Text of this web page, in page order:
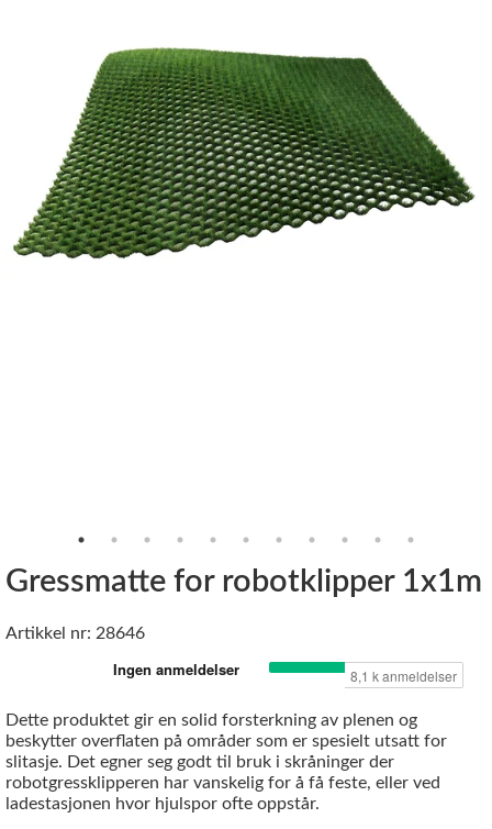
Lagertømming
Aktuelt
Kundeservice
Leasing
Gressmatte for robotklipper 1x1m
Artikkel nr: 28646
Dette produktet gir en solid forsterkning av plenen og
beskytter overflaten på områder som er spesielt utsatt for
slitasje. Det egner seg godt til bruk i skråninger der
robotgressklipperen har vanskelig for å få feste, eller ved
ladestasjonen hvor hjulspor ofte oppstår.